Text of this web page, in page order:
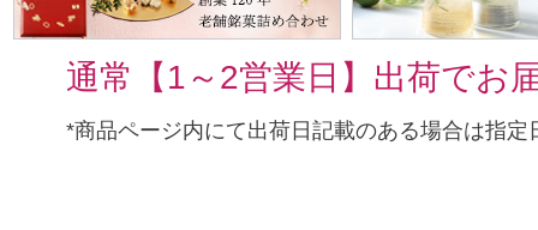
通常【1～2営業日】出荷でお
*商品ページ内にて出荷日記載のある場合は指定